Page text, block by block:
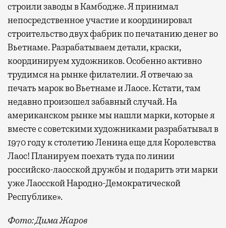
строили заводы в Камбодже. Я принимал
непосредственное участие и координировал
строительство двух фабрик по печатанию денег во
Вьетнаме. Разрабатываем детали, краски,
координируем художников. Особенно активно
трудимся на рынке филателии. Я отвечаю за
печать марок во Вьетнаме и Лаосе. Кстати, там
недавно произошел забавный случай. На
американском рынке мы нашли марки, которые я
вместе с советскими художниками разрабатывал в
1970 году к столетию Ленина еще для Королевства
Лаос! Планируем поехать туда по линии
российско-лаосской дружбы и подарить эти марки
уже Лаосской Народно-Демократической
Республике».
Фото: Дима Жаров